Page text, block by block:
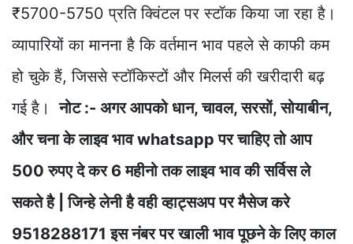
₹5700-5750 प्रति क्विंटल पर स्टॉक किया जा रहा है।
व्यापारियों का मानना है कि वर्तमान भाव पहले से काफी कम
हो चुके हैं, जिससे स्टॉकिस्टों और मिलर्स की खरीदारी बढ़
गई है।नोट :- अगर आपको धान, चावल, सरसों, सोयाबीन,
और चना के लाइव भाव whatsapp पर चाहिए तो आप
500 रुपए दे कर 6 महीनो तक लाइव भाव की सर्विस ले
सकते है | जिन्हे लेनी है वही व्हाट्सअप पर मैसेज करे
9518288171 इस नंबर पर खाली भाव पूछने के लिए काल